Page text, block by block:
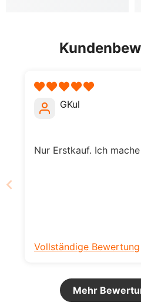
GKul
Nur Erstkauf. Ich
Vollständige Bewertung
Mehr